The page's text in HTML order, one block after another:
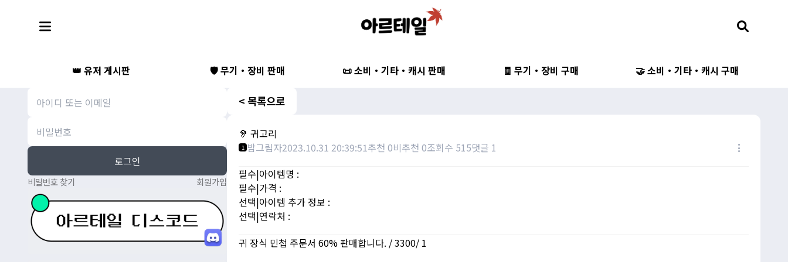
👑 유저 게시판 🛡️ 무기・장비 판매 📜 소비・기타・캐시 판매 🧾 무기・장비 구매 🤝 소비・기타・캐시 구매
로그인
비밀번호 찾기 회원가입
< 목록으로
🦻 귀고리
1 밤그림자2023.10.31 20:39:51추천 0비추천 0조회수 515댓글 1
필수|아이템명 :
필수|가격 :
선택|아이템 추가 정보 :
선택|연락처 :
귀 장식 민첩 주문서 60% 판매합니다. / 3300/ 1